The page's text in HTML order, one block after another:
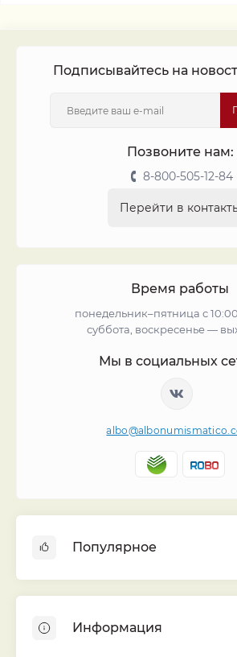
Подписывайтесь на
Позвоните нам:
8-800-505-12-84
Перейти в
Время работы
понедельник–пятница с 10:00
суббота, воскресенье —
Мы в социальных
Популярное
Монеты
Информация